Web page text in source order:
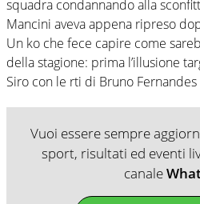
squadra condannando alla
Mancini aveva appena ripreso
Un ko che fece capire come
della stagione: prima l’illusione
Siro con le rti di Bruno Fernandes
Vuoi essere sempre
sport, risultati ed eventi
canale